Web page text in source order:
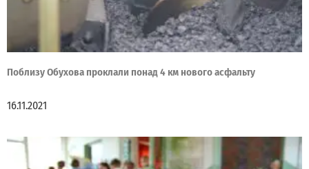
Поблизу Обухова проклали понад 4 км нового асфальту
16.11.2021